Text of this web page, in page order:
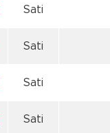
Sati
Sati
Sati
Sati